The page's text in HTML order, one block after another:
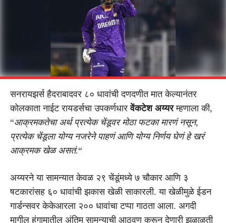
सनरायझर्स हैदराबादवर ८० धावांची दणदणीत मात केल्यानंतर
कोलकाता नाईट रायडर्सचा उपकर्णधारवेंकटेश अय्यरम्हणाला की,
“आक्रमकतेचा अर्थ प्रत्येक चेंडूवर मोठा फटका मारणं नसून,
प्रत्येक चेंडूला योग्य नजरेने पाहणं आणि योग्य निर्णय घेणं हे खरं
आक्रमक खेळ असतं.“
अय्यरने या सामन्यात केवळ २९ चेंडूंमध्ये ७ चौकार आणि ३
षटकारांसह ६० धावांची झकास खेळी साकारली. या खेळीमुळे ईडन
गार्डन्सवर केकेआरला २०० धावांचा टप्पा गाठता आला. अगदी
मागील हंगामातील अंतिम सामन्याची आठवण करून देणारी झळाळती